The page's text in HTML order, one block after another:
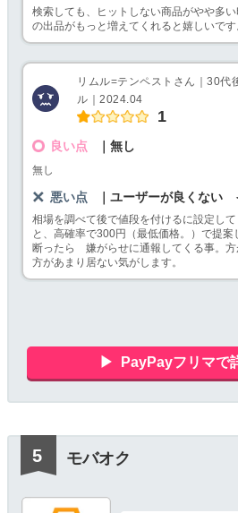
検索しても、ヒットしない商品がやや多
の出品がもっと増えてくれると嬉しいです
リムル=テンペストさん｜30代
ル｜2024.04
1
良い点 ｜無し
無し
悪い点 ｜ユーザーが良くない
相場を調べて後で値段を付けるに設定し
と、高確率で300円（最低価格。）で提
断ったら 嫌がらせに通報してくる事。
方があまり居ない気がします。
PayPayフリマで
モバオク